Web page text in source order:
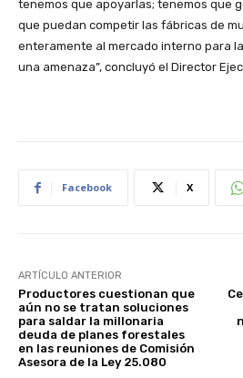
tenemos que apoyarlas; tenemos que
que puedan competir las fábricas de
enteramente al mercado interno para
una amenaza”, concluyó el Director
Facebook X
ARTÍCULO ANTERIOR
Productores cuestionan que
aún no se tratan soluciones
para saldar la millonaria
deuda de planes forestales
en las reuniones de Comisión
Asesora de la Ley 25.080